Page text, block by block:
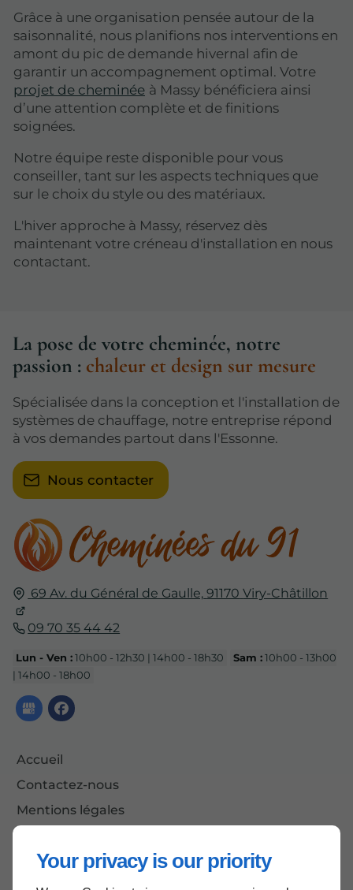
Your privacy is our priority
Grâce à une organisation pensée autour de la
saisonnalité, nous planifions nos interventions en
amont du pic de demande hivernal afin de
garantir un accompagnement optimal. Votre
projet de cheminée à Massy bénéficiera ainsi
d’une attention complète et de finitions
soignées.
Notre équipe reste disponible pour vous
conseiller, tant sur les aspects techniques que
sur le choix du style ou des matériaux.
L'hiver approche à Massy, réservez dès
maintenant votre créneau d'installation en nous
contactant.
69 Av. du Général de Gaulle, 91170 Viry-Châtillon
09 70 35 44 42
Lun - Ven :10h00 - 12h30 | 14h00 - 18h30 Sam :10h00 - 13h00
| 14h00 - 18h00
Accueil
Contactez-nous
Mentions légales
La pose de votre cheminée, notre
passion : chaleur et design sur mesure
Spécialisée dans la conception et l'installation de
systèmes de chauffage, notre entreprise répond
à vos demandes partout dans l'Essonne.
Nous contacter